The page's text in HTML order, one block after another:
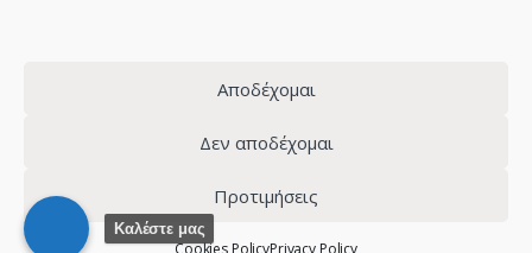
Αποδέχομαι
Δεν αποδέχομαι
Προτιμήσεις
Cookies PolicyPrivacy Policy
2641023001 -
6980907808
© 2021 - Agrinio Key - All Rights Reserved | Web design:
Καλέστε μας